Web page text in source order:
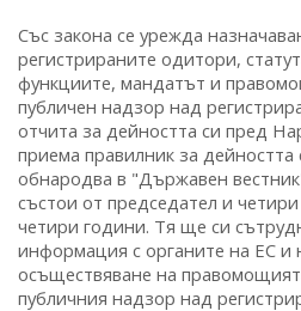
Със закона се урежда
регистрираните одитори,
функциите, мандатът и
публичен надзор над
отчита за дейността си пред
приема правилник за
обнародва в "Държавен
състои от председател и
четири години. Тя ще си
информация с органите на ЕС и
осъществяване на
публичния надзор над